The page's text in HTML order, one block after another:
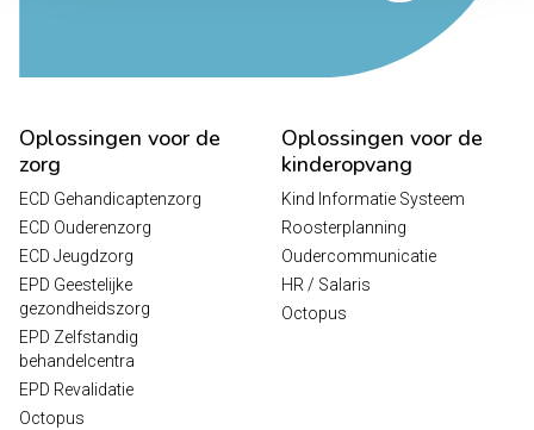
Oplossingen voor de
zorg
ECD Gehandicaptenzorg
ECD Ouderenzorg
ECD Jeugdzorg
EPD Geestelijke
gezondheidszorg
EPD Zelfstandig
behandelcentra
EPD Revalidatie
Octopus
Oplossingen voor de
kinderopvang
Kind Informatie Systeem
Roosterplanning
Oudercommunicatie
HR / Salaris
Octopus